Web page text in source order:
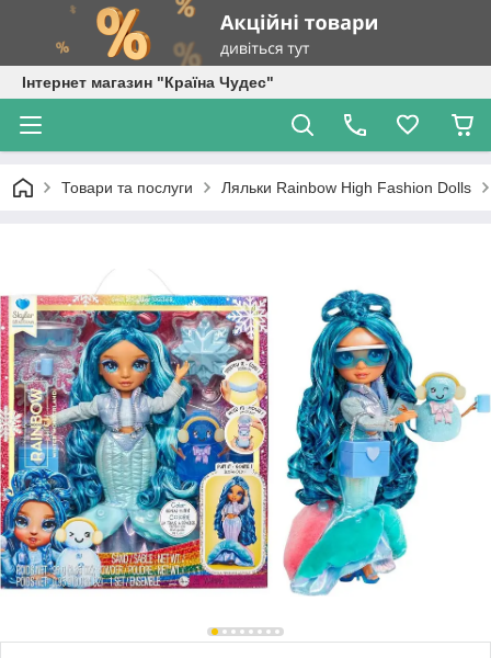
Інтернет магазин "Країна Чудес"
Товари та послуги Ляльки Rainbow High Fashion Dolls